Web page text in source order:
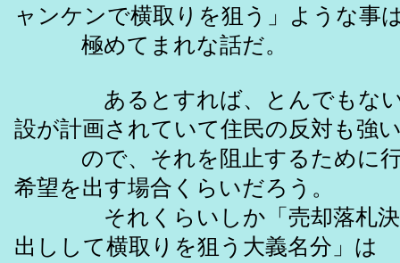
ャンケンで横取りを狙う」ような事
極めてまれな話だ。
あるとすれば、とんでもない
設が計画されていて住民の反対も強
ので、それを阻止するために行
希望を出す場合くらいだろう。
それくらいしか「売却落札決
出しして横取りを狙う大義名分」は